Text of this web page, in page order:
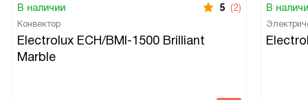
В наличии 5 (2)
Конвектор
Electrolux ECH/BMI-1500 Brilliant
Marble
В